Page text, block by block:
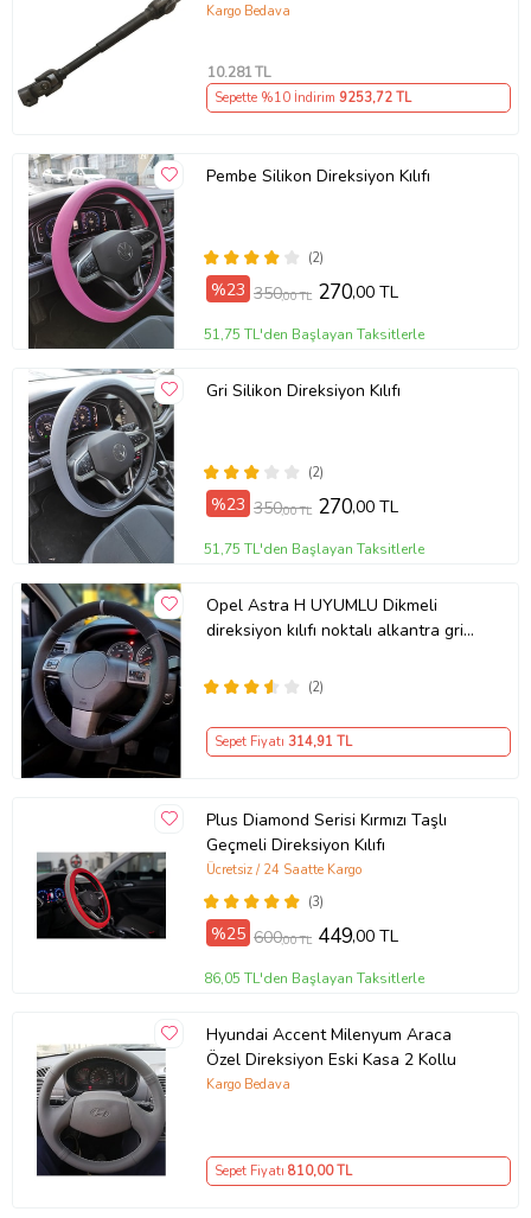
Kargo Bedava
10.281TL
Sepette %10 İndirim 9253,72 TL
Pembe Silikon Direksiyon Kılıfı
(2)
%23 350,00 TL 270,00 TL
51,75 TL'den Başlayan Taksitlerle
Gri Silikon Direksiyon Kılıfı
(2)
%23 350,00 TL 270,00 TL
51,75 TL'den Başlayan Taksitlerle
Opel Astra H UYUMLU Dikmeli
direksiyon kılıfı noktalı alkantra gri
(2)
Sepet Fiyatı 314,91 TL
Plus Diamond Serisi Kırmızı Taşlı
Geçmeli Direksiyon Kılıfı
(3)
Ücretsiz / 24 Saatte Kargo
%25 600,00 TL 449,00 TL
86,05 TL'den Başlayan Taksitlerle
Hyundai Accent Milenyum Araca
Özel Direksiyon Eski Kasa 2 Kollu
Kargo Bedava
Sepet Fiyatı 810,00 TL